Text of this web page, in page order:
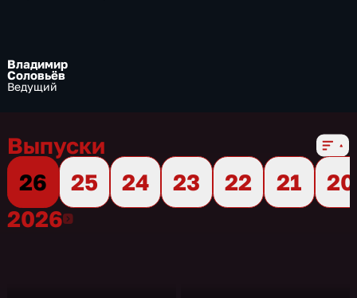
Владимир
Соловьёв
Ведущий
Выпуски
26
25 24 23 22 21
20
20262026